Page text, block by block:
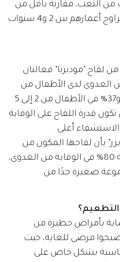
3 و5 سنوات من التعب، مقارنةً بأقل من
45% من الأطفال الذين تراوح أعمارهم بين 2 و4 سنوات
لقاح "موديرنا" فعالتان
من العدوى لدى الأطفال من
سن 6 أشهر إلى سنتين، و37% في الأطفال من 2 إلى 5
قدرة اللقاح على الوقاية
أعلى.
بأن لقاحها المكون من
ثلاث جرعات ساعد بنسبة 80% في الوقاية من العدوى،
صغيرة جدًا من
التطعيم؟
بأمراض خطيرة من
مرضى للغاية، حيث
بشكل خاص على